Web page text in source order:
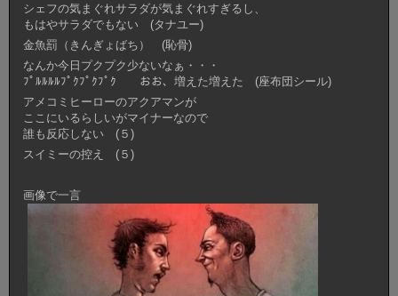
シェフの気まぐれサラダが気まぐれすぎるし、
もはやサラダでもない (タナユー)
金魚罰（きんぎょばち） (恥骨)
なんか今日プクプク少ないなぁ・・・
ﾌﾟﾙﾙﾙﾙﾌﾟｸﾌﾟｸﾌﾟｸ おお、増えた増えた (座布団シール)
アメコミヒーローのアクアマンが
ここにいるらしいがマイナーなので
誰も反応しない (５)
スイミーの控え (５)
画像で一言